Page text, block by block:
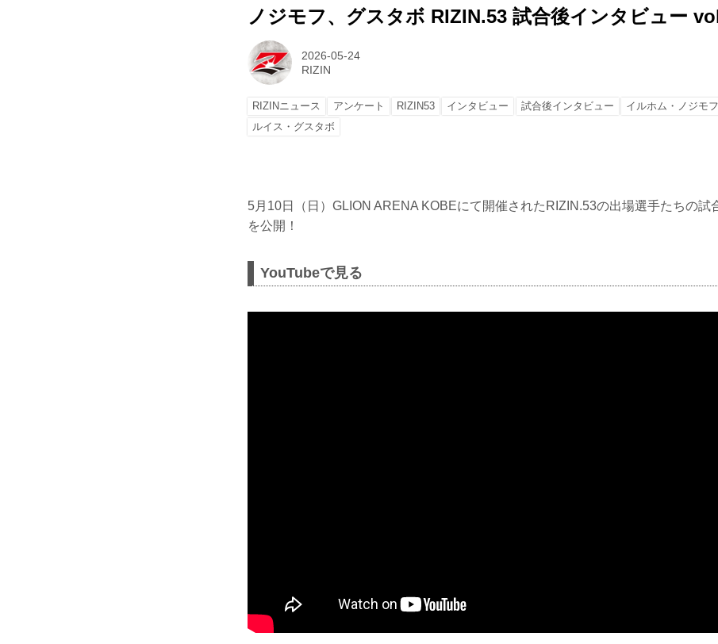
ノジモフ、グスタボ RIZIN.53 試合後インタビュー
2026-05-24
RIZIN
RIZINニュース アンケート RIZIN53 インタビュー 試合後インタビュー
イルホム・ノジモフ
ルイス・グスタボ
5月10日（日）GLION ARENA KOBEにて開催されたRIZIN.53の出場選手たちの試
を公開！
YouTubeで見る